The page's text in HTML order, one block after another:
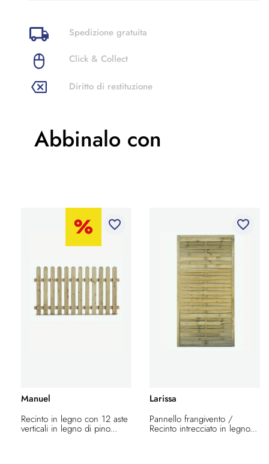
Spedizione gratuita
Click & Collect
Diritto di restituzione
Abbinalo con
favorite_border
Manuel
Recinto in legno con 12 aste
verticali in legno di pino...
favorite_border
Larissa
Pannello frangivento /
Recinto intrecciato in legno...